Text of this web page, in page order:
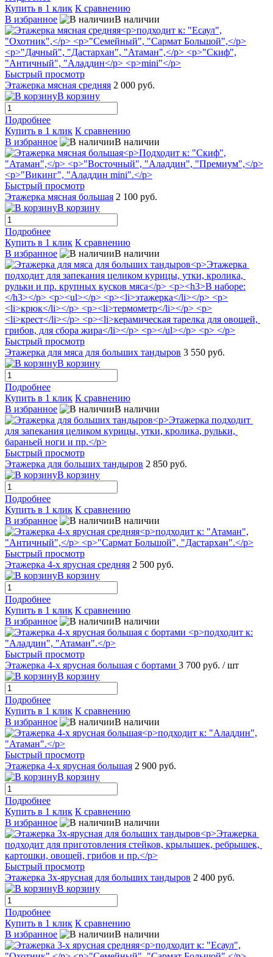
Купить в 1 клик К сравнению
В избранное
В наличии
Быстрый просмотр
Этажерка мясная средняя 2 000 руб.
В корзину
Подробнее
Купить в 1 клик К сравнению
В избранное
В наличии
Быстрый просмотр
Этажерка мясная большая 2 100 руб.
В корзину
Подробнее
Купить в 1 клик К сравнению
В избранное
В наличии
Быстрый просмотр
Этажерка для мяса для больших тандыров 3 550 руб.
В корзину
Подробнее
Купить в 1 клик К сравнению
В избранное
В наличии
Быстрый просмотр
Этажерка для больших тандыров 2 850 руб.
В корзину
Подробнее
Купить в 1 клик К сравнению
В избранное
В наличии
Быстрый просмотр
Этажерка 4-х ярусная средняя 2 500 руб.
В корзину
Подробнее
Купить в 1 клик К сравнению
В избранное
В наличии
Быстрый просмотр
Этажерка 4-х ярусная большая с бортами 3 700 руб. / шт
В корзину
Подробнее
Купить в 1 клик К сравнению
В избранное
В наличии
Быстрый просмотр
Этажерка 4-х ярусная большая 2 900 руб.
В корзину
Подробнее
Купить в 1 клик К сравнению
В избранное
В наличии
Быстрый просмотр
Этажерка 3х-ярусная для больших тандыров 2 400 руб.
В корзину
Подробнее
Купить в 1 клик К сравнению
В избранное
В наличии